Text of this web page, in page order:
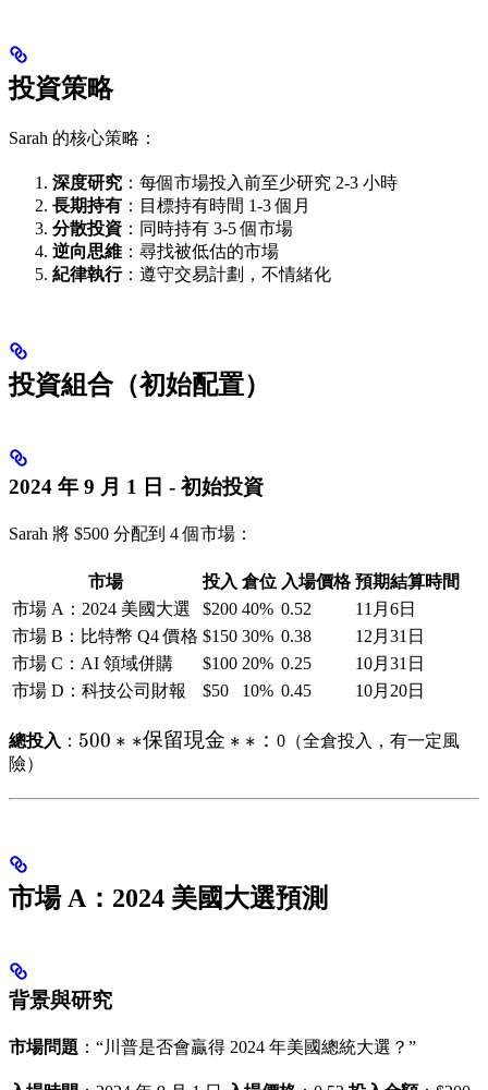
投資策略
Sarah 的核心策略：
深度研究 ：每個市場投入前至少研究 2-3 小時
長期持有 ：目標持有時間 1-3 個月
分散投資 ：同時持有 3-5 個市場
逆向思維 ：尋找被低估的市場
紀律執行：遵守交易計劃，不情緒化
投資組合（初始配置）
2024 年 9 月 1 日 - 初始投資
Sarah 將 $500 分配到 4 個市場：
市場 投入 倉位 入場價格 預期結算時間
市場 A：2024 美國大選
$200 40% 0.52
11月6日
市場 B：比特幣 Q4 價格 $150 30% 0.38
12月31日
市場 C：AI 領域併購
$100 20% 0.25
10月31日
市場 D：科技公司財報
$50 10% 0.45 10月20日
總投入 ： 500
500 ∗ ∗保留現金 ∗ ∗ ：0（全倉投入，有一定風
險）
市場 A：2024 美國大選預測
背景與研究
市場問題 ：“川普是否會贏得 2024 年美國總統大選？”